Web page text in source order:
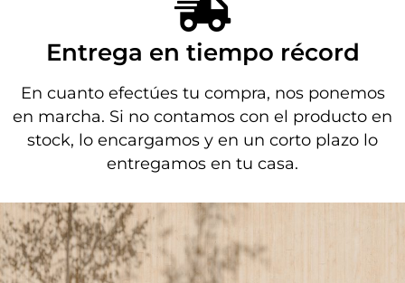
Entrega en tiempo récord
En cuanto efectúes tu compra, nos ponemos
en marcha. Si no contamos con el producto en
stock, lo encargamos y en un corto plazo lo
entregamos en tu casa.